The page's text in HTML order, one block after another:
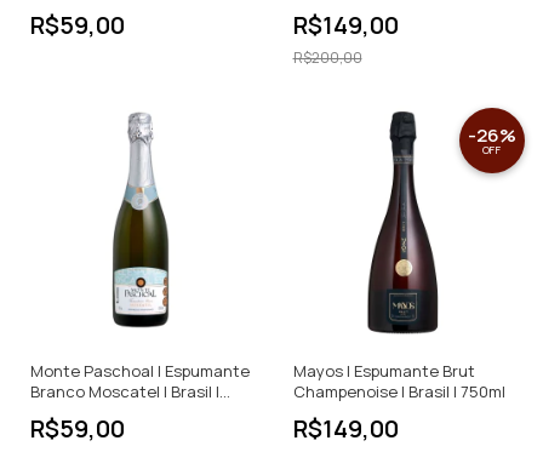
R$59,00 R$149,00
R$200,00
Monte Paschoal | Espumante
Branco Moscatel | Brasil |
750ml
R$59,00
Mayos | Espumante Brut
Champenoise | Brasil | 750ml
R$149,00
-26%
OFF